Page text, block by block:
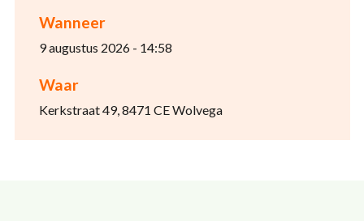
Wanneer
9 augustus 2026 - 14:58
Waar
Kerkstraat 49, 8471 CE Wolvega